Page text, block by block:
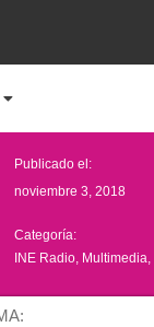
Publicado el:
noviembre 3, 2018
Categoría:
INE Radio Multimedia